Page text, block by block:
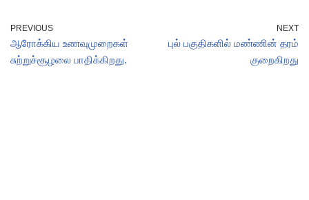
PREVIOUS
ஆரோக்கிய உணவுமுறைகள்
சுற்றுச்சூழலை பாதிக்கிறது.
NEXT
புல் பகுதிகளில் மண்ணின் தரம்
குறைகிறது